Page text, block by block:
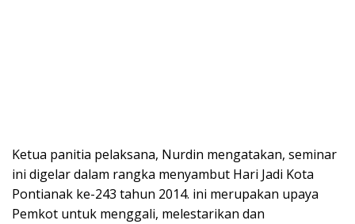
Ketua panitia pelaksana, Nurdin mengatakan, seminar
ini digelar dalam rangka menyambut Hari Jadi Kota
Pontianak ke-243 tahun 2014. ini merupakan upaya
Pemkot untuk menggali, melestarikan dan